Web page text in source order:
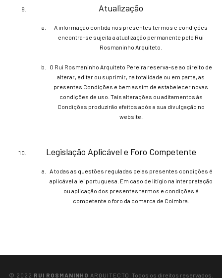
Atualização
A informação contida nos presentes termos e condições
encontra-se sujeita a atualização permanente pelo Rui
Rosmaninho Arquiteto.
O Rui Rosmaninho Arquiteto Pereira reserva-se ao direito de
alterar, editar ou suprimir, na totalidade ou em parte, as
presentes Condições e bem assim de estabelecer novas
condições de uso. Tais alterações ou aditamentos às
Condições produzirão efeitos após a sua divulgação no
website.
Legislação Aplicável e Foro Competente
A todas as questões reguladas pelas presentes condições é
aplicável a lei portuguesa. Em caso de litígio na interpretação
ou aplicação dos presentes termos e condições é
competente o foro da comarca de Coimbra.
© 2022 RUI ROSMANINHO ARQUITECTO . Todos os direitos reservados.